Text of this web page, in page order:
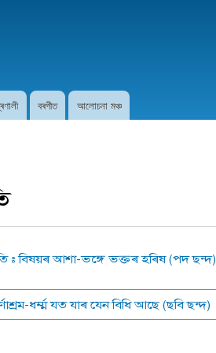
বৰগীত আলোচনা মঞ্চ
: বিষয়ৰ আশা-ভঙ্গে ভক্তৰ হৰিষ (পদ ছন্দ)
ধৰ্ম্ম যত যাৰ যেন বিধি আছে (ছবি ছন্দ)